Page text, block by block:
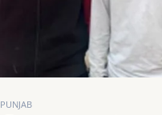
PUNJAB